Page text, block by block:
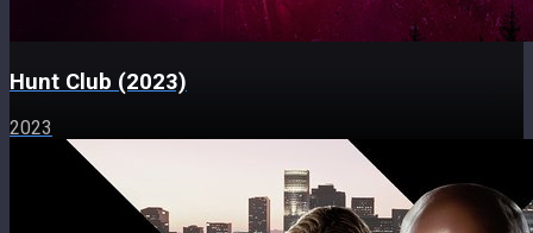
Hunt Club (2023)
2023